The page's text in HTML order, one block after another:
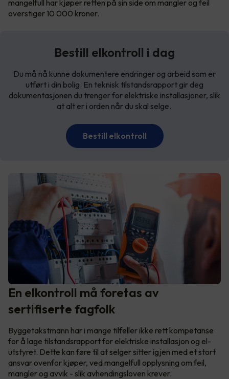
mangelfull har kjøper retten på sin side om mangler og feil
overstiger 10 000 kroner.
Bestill elkontroll i dag
Du må nå kunne dokumentere endringer og arbeid som er
utført i din bolig. En teknisk tilstandsrapport gir deg
dokumentasjonen du trenger for elektriske installasjoner, slik
at alt er i orden når du skal selge.
Bestill elkontroll
En elkontroll må foretas av
sertifiserte fagfolk
Byggetakstmann har i mange tilfeller ikke rett kompetanse
for å lage tilstandsrapport for elektriske installasjon og el-
utstyret. Dette kan føre til at selger sitter igjen med et stort
ansvar ovenfor kjøper, ved mangelfull opplysning om feil,
mangler og avvik - slik avhendingsloven krever.